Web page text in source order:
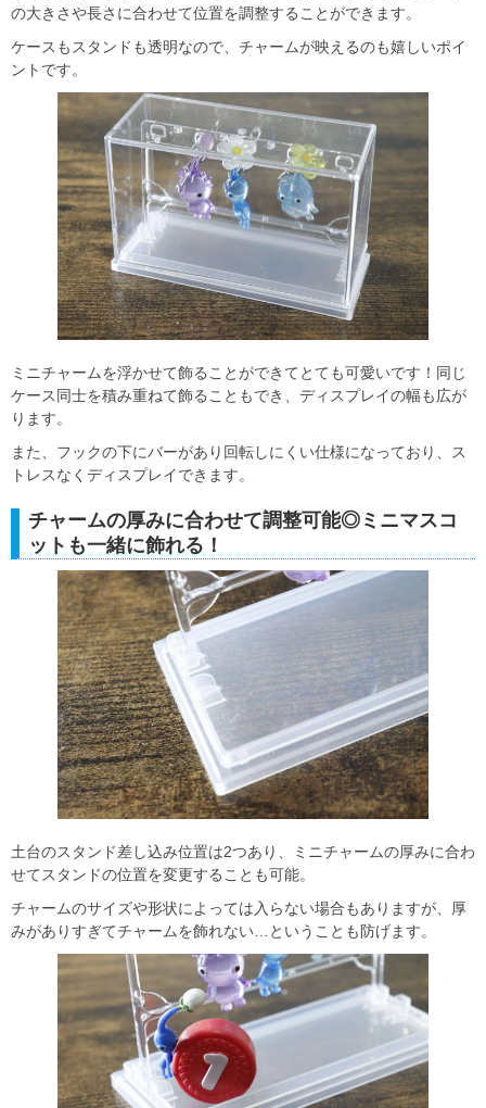
の大きさや長さに合わせて位置を調整することができます。
ケースもスタンドも透明なので、チャームが映えるのも嬉しいポイ
ントです。
ミニチャームを浮かせて飾ることができてとても可愛いです！同じ
ケース同士を積み重ねて飾ることもでき、ディスプレイの幅も広が
ります。
また、フックの下にバーがあり回転しにくい仕様になっており、ス
トレスなくディスプレイできます。
チャームの厚みに合わせて調整可能◎ミニマスコ
ットも一緒に飾れる！
土台のスタンド差し込み位置は2つあり、ミニチャームの厚みに合わ
せてスタンドの位置を変更することも可能。
チャームのサイズや形状によっては入らない場合もありますが、厚
みがありすぎてチャームを飾れない…ということも防げます。